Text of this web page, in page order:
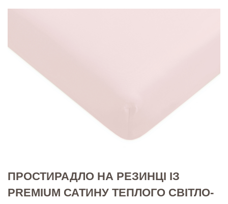
ПРОСТИРАДЛО НА РЕЗИНЦІ ІЗ
PREMIUM САТИНУ ТЕПЛОГО СВІТЛО-